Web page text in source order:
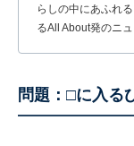
らしの中にあふれ
るAll About発のニ
問題：□に入る